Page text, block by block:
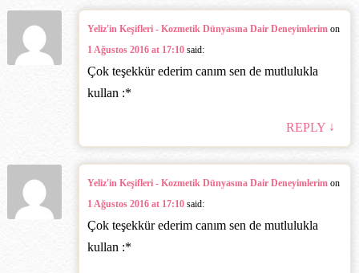
Yeliz'in Keşifleri - Kozmetik Dünyasına Dair Deneyimlerim on
1 Ağustos 2016 at 17:10 said:
Çok teşekkür ederim canım sen de mutlulukla
kullan :*
REPLY ↓
Yeliz'in Keşifleri - Kozmetik Dünyasına Dair Deneyimlerim on
1 Ağustos 2016 at 17:10 said:
Çok teşekkür ederim canım sen de mutlulukla
kullan :*